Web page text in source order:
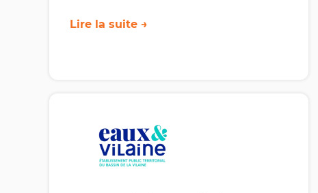
Lire la suite →